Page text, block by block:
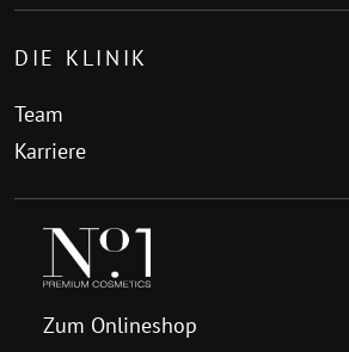
DIE KLINIK
Team
Karriere
Zum Onlineshop